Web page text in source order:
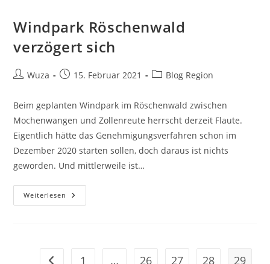
Windpark Röschenwald
verzögert sich
Beitrags-
Wuza
Beitrag15. Februar 2021
Beitrags-
Blog Region
Beim geplanten Windpark im Röschenwald zwischen
Mochenwangen und Zollenreute herrscht derzeit Flaute.
Eigentlich hätte das Genehmigungsverfahren schon im
Dezember 2020 starten sollen, doch daraus ist nichts
geworden. Und mittlerweile ist…
Weiterlesen Windpark
Röschenwald
Gehe zur vorherigen Seite
1 … 26 27 28 29